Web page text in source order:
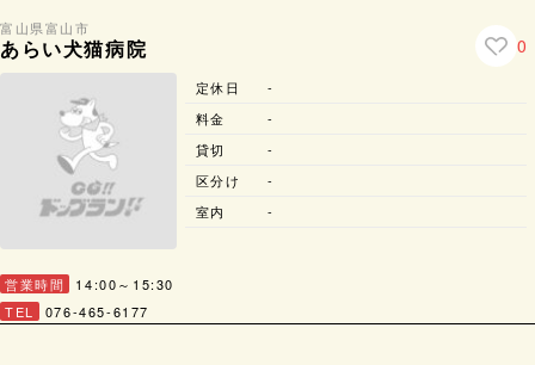
富山県富山市
あらい犬猫病院 0
営業時間
14:00～15:30
TEL
076-465-6177
定休日
-
料金
-
貸切
-
区分け
-
室内
-